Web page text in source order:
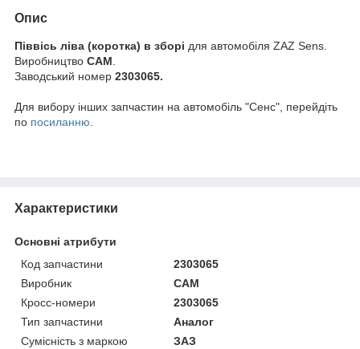
Опис
Піввісь ліва (коротка) в зборі для автомобіля ZAZ Sens.
Виробництво CAM
Заводський номер 2303065.
Для вибору інших запчастин на автомобіль "Сенс", перейдіть
по посиланню
Характеристики
Основні атрибути
Код запчастини
2303065
Виробник
CAM
Кросс-номери
2303065
Тип запчастини
Аналог
Сумісність з маркою
ЗАЗ